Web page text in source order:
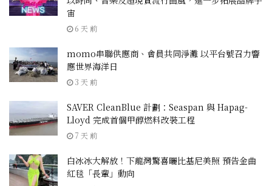
宙
6 天 前
momo串聯供應商、會員共同淨灘 以平台號召力響
應世界海洋日
3 天 前
SAVER CleanBlue 計劃：Seaspan 與 Hapag-
Lloyd 完成首個甲醇燃料改裝工程
7 天 前
白冰冰大解放！下龍灣驚喜曬比基尼美照 預告金曲
紅毯「長輩」動向